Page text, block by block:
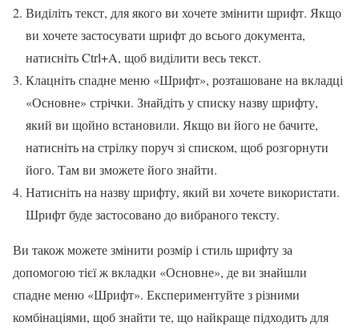
Виділіть текст, для якого ви хочете змінити шрифт. Якщо
ви хочете застосувати шрифт до всього документа,
натисніть Ctrl+A, щоб виділити весь текст.
Клацніть спадне меню «Шрифт», розташоване на вкладці
«Основне» стрічки. Знайдіть у списку назву шрифту,
який ви щойно встановили. Якщо ви його не бачите,
натисніть на стрілку поруч зі списком, щоб розгорнути
його. Там ви зможете його знайти.
Натисніть на назву шрифту, який ви хочете використати.
Шрифт буде застосовано до вибраного тексту.
Ви також можете змінити розмір і стиль шрифту за
допомогою тієї ж вкладки «Основне», де ви знайшли
спадне меню «Шрифт». Експериментуйте з різними
комбінаціями, щоб знайти те, що найкраще підходить для